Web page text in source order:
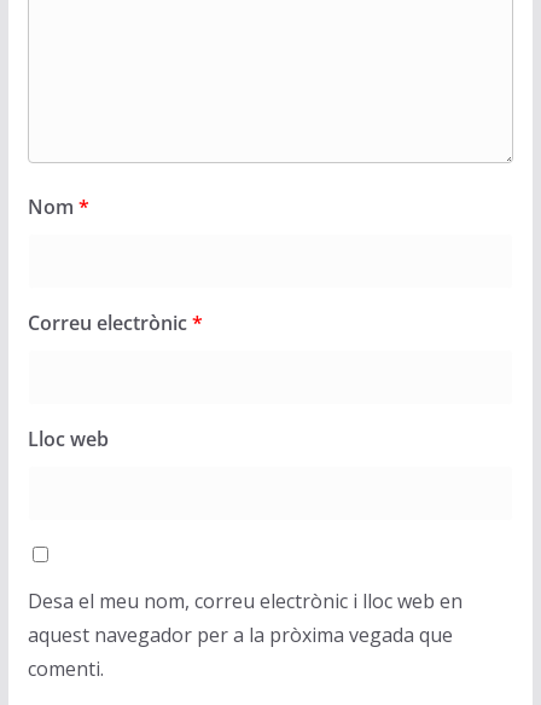
Nom *
Correu electrònic*
Lloc web
Desa el meu nom, correu electrònic i lloc web en
aquest navegador per a la pròxima vegada que
comenti.